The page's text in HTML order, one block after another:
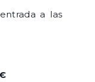
a las